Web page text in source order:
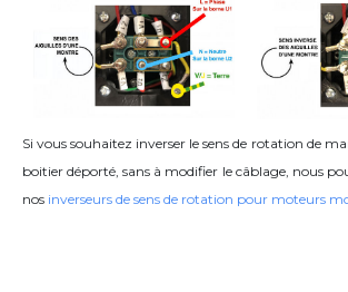
Si vous souhaitez inverser le sens de rotation de
boitier déporté, sans à modifier le câblage, nous
nos inverseurs de sens de rotation pour moteurs